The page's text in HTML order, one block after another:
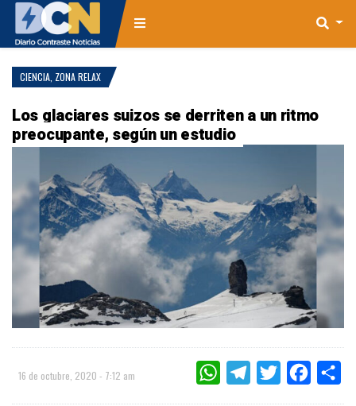
CIENCIA ZONA RELAX
Los glaciares suizos se derriten a un ritmo
preocupante, según un estudio
16 de octubre, 2020 - 7:12 am WHATSAPPTELEGRAMTWITTER